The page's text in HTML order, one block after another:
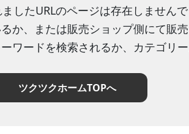
したURLのページは存在しませんで
か、または販売ショップ側にて販
ワードを検索されるか、カテゴリー
ツクツクホームTOPへ